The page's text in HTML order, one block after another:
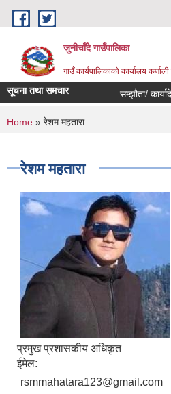
Skip to main content
जुनीचाँदे गाउँपालिका
गाउँ कार्यपालिकाको कार्यालय
सूचना तथा समचार सम्झौता/
You are here
Home » रेशम महतारा
रेशम महतारा
प्रमुख प्रशासकीय अधिकृत
ईमेल:
rsmmahatara123@gmail.com